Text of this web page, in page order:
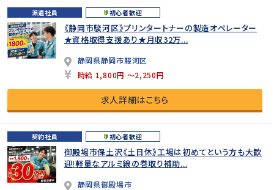
派遣社員 初心者歓迎
《静岡市駿河区》プリンタートナーの製造オペレーター
★資格取得支援あり★月収32万...
静岡県静岡市駿河区
時給 1,800円 ～2,250円
求人詳細はこちら
契約社員 初心者歓迎
御殿場市保土沢《土日休》工場は初めてという方も大歓
迎!軽量なアルミ線の巻取り補助...
静岡県御殿場市